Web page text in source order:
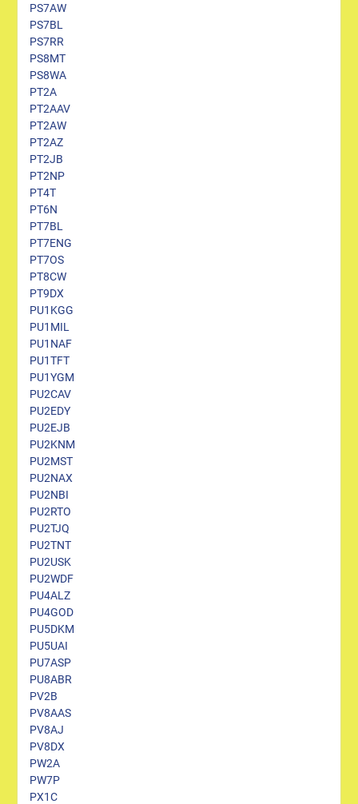
PS7AW
PS7BL
PS7RR
PS8MT
PS8WA
PT2A
PT2AAV
PT2AW
PT2AZ
PT2JB
PT2NP
PT4T
PT6N
PT7BL
PT7ENG
PT7OS
PT8CW
PT9DX
PU1KGG
PU1MIL
PU1NAF
PU1TFT
PU1YGM
PU2CAV
PU2EDY
PU2EJB
PU2KNM
PU2MST
PU2NAX
PU2NBI
PU2RTO
PU2TJQ
PU2TNT
PU2USK
PU2WDF
PU4ALZ
PU4GOD
PU5DKM
PU5UAI
PU7ASP
PU8ABR
PV2B
PV8AAS
PV8AJ
PV8DX
PW2A
PW7P
PX1C